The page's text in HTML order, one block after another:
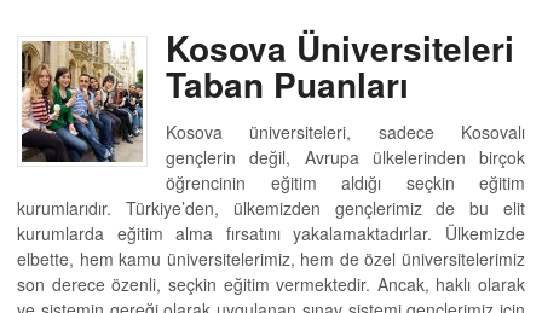
Kosova Üniversiteleri
Taban Puanları
Kosova üniversiteleri, sadece Kosovalı
gençlerin değil, Avrupa ülkelerinden birçok
öğrencinin eğitim aldığı seçkin eğitim
kurumlarıdır. Türkiye’den, ülkemizden gençlerimiz de bu elit
kurumlarda eğitim alma fırsatını yakalamaktadırlar. Ülkemizde
elbette, hem kamu üniversitelerimiz, hem de özel üniversitelerimiz
son derece özenli, seçkin eğitim vermektedir. Ancak, haklı olarak